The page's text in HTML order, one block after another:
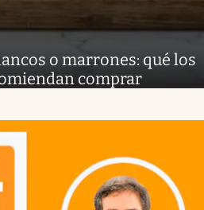
o marrones: qué los
comprar